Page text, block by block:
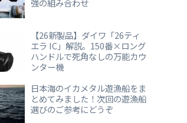
強の組み合わせ
【26新製品】ダイワ「26ティ
エラ IC」解説。150番×ロング
ハンドルで死角なしの万能カウ
ンター機
日本海のイカメタル遊漁船をま
とめてみました！次回の遊漁船
選びのご参考にどうぞ